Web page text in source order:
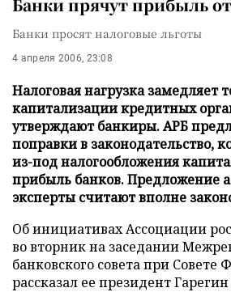
Банки прячут прибыль
Банки просят налоговые льготы
4 апреля 2006, 23:08
Налоговая нагрузка замедляет
капитализации кредитных
утверждают банкиры. АРБ
поправки в законодательство,
из-под налогообложения
прибыль банков. Предложение
эксперты считают вполне
Об инициативах Ассоциации
во вторник на заседании
банковского совета при Совете
рассказал ее президент